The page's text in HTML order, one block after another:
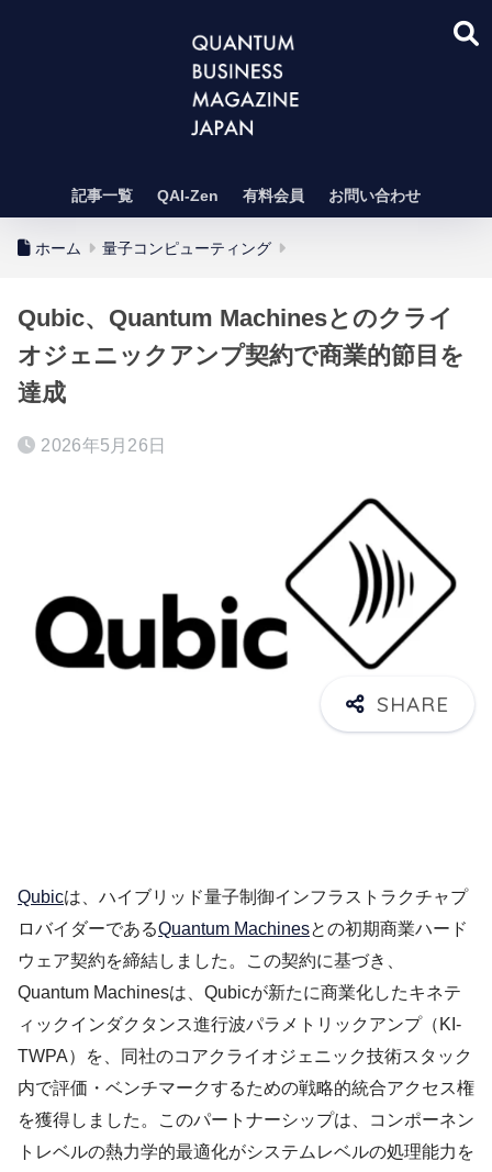
記事一覧 QAI-Zen 有料会員 お問い合わせ
ホーム 量子コンピューティング
Qubic、Quantum Machinesとのクライ
オジェニックアンプ契約で商業的節目を
達成
2026年5月26日
Qubicは、ハイブリッド量子制御インフラストラクチャプ
ロバイダーであるQuantum Machinesとの初期商業ハード
ウェア契約を締結しました。この契約に基づき、
Quantum Machinesは、Qubicが新たに商業化したキネテ
ィックインダクタンス進行波パラメトリックアンプ（KI-
TWPA）を、同社のコアクライオジェニック技術スタック
内で評価・ベンチマークするための戦略的統合アクセス権
を獲得しました。このパートナーシップは、コンポーネン
トレベルの熱力学的最適化がシステムレベルの処理能力を